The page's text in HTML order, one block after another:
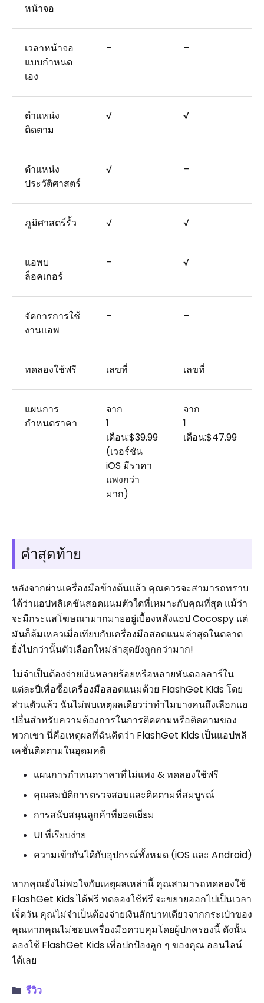
หน้าจอ
เวลาหน้าจอ
แบบกำหนด
เอง
– –
ตำแหน่ง
ติดตาม
√ √
ตำแหน่ง
ประวัติศาสตร์
√ –
ภูมิศาสตร์รั้ว √ √
แอพบ
ล็อคเกอร์
– √
จัดการการใช้
งานแอพ
– –
ทดลองใช้ฟรี เลขที่ เลขที่
แผนการ
กำหนดราคา
จาก
1
เดือน:$39.99
(เวอร์ชัน
iOS มีราคา
แพงกว่า
มาก)
จาก
1
เดือน:$47.99
คำสุดท้าย
หลังจากผ่านเครื่องมือข้างต้นแล้ว คุณควรจะสามารถทราบ
ได้ว่าแอปพลิเคชันสอดแนมตัวใดที่เหมาะกับคุณที่สุด แม้ว่า
จะมีกระแสโฆษณามากมายอยู่เบื้องหลังแอป Cocospy แต่
มันก็ล้มเหลวเมื่อเทียบกับเครื่องมือสอดแนมล่าสุดในตลาด
ยิ่งไปกว่านั้นตัวเลือกใหม่ล่าสุดยังถูกกว่ามาก!
ไม่จำเป็นต้องจ่ายเงินหลายร้อยหรือหลายพันดอลลาร์ใน
แต่ละปีเพื่อซื้อเครื่องมือสอดแนมด้วย FlashGet Kids โดย
ส่วนตัวแล้ว ฉันไม่พบเหตุผลเดียวว่าทำไมบางคนถึงเลือกแอ
ปอื่นสำหรับความต้องการในการติดตามหรือติดตามของ
พวกเขา นี่คือเหตุผลที่ฉันคิดว่า FlashGet Kids เป็นแอปพลิ
เคชั่นติดตามในอุดมคติ
แผนการกำหนดราคาที่ไม่แพง & ทดลองใช้ฟรี
คุณสมบัติการตรวจสอบและติดตามที่สมบูรณ์
การสนับสนุนลูกค้าที่ยอดเยี่ยม
UI ที่เรียบง่าย
ความเข้ากันได้กับอุปกรณ์ทั้งหมด (iOS และ Android)
หากคุณยังไม่พอใจกับเหตุผลเหล่านี้ คุณสามารถทดลองใช้
FlashGet Kids ได้ฟรี ทดลองใช้ฟรี จะขยายออกไปเป็นเวลา
เจ็ดวัน คุณไม่จำเป็นต้องจ่ายเงินสักบาทเดียวจากกระเป๋าของ
คุณหากคุณไม่ชอบเครื่องมือควบคุมโดยผู้ปกครองนี้ ดังนั้น
ลองใช้ FlashGet Kids เพื่อปกป้องลูก ๆ ของคุณ ออนไลน์
ได้เลย
รีวิว